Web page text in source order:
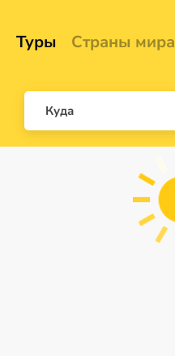
Туры Страны мира
Куда